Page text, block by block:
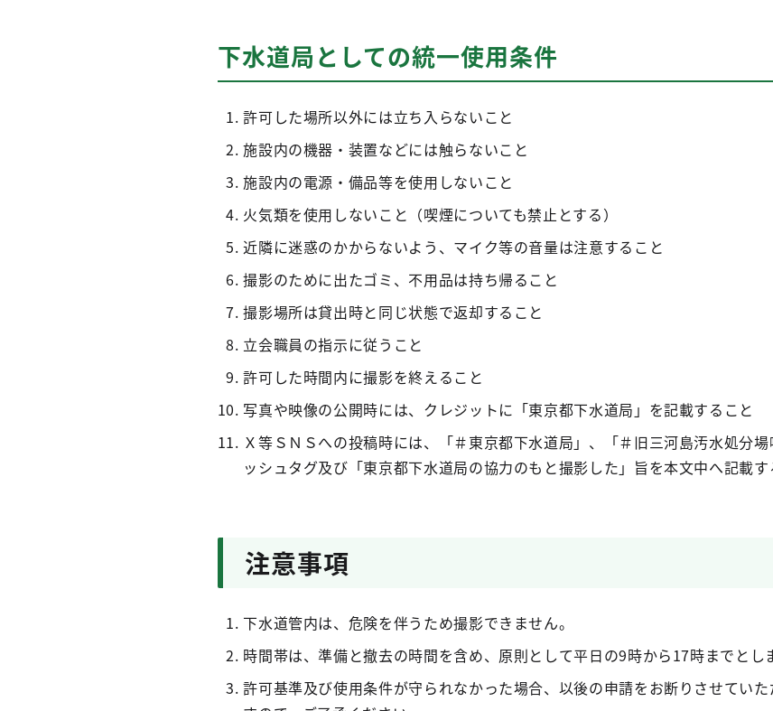
下水道局としての統一使用条件
許可した場所以外には立ち入らないこと
施設内の機器・装置などには触らないこと
施設内の電源・備品等を使用しないこと
火気類を使用しないこと（喫煙についても禁止とする）
近隣に迷惑のかからないよう、マイク等の音量は注意すること
撮影のために出たゴミ、不用品は持ち帰ること
撮影場所は貸出時と同じ状態で返却すること
立会職員の指示に従うこと
許可した時間内に撮影を終えること
写真や映像の公開時には、クレジットに「東京都下水道局」を記載す
Ｘ等ＳＮＳへの投稿時には、「＃東京都下水道局」、「＃旧三河島汚水処分
ッシュタグ及び「東京都下水道局の協力のもと撮影した」旨を本文中
注意事項
下水道管内は、危険を伴うため撮影できません。
時間帯は、準備と撤去の時間を含め、原則として平日の9時から17時までとし
許可基準及び使用条件が守られなかった場合、以後の申請をお断りさせてい